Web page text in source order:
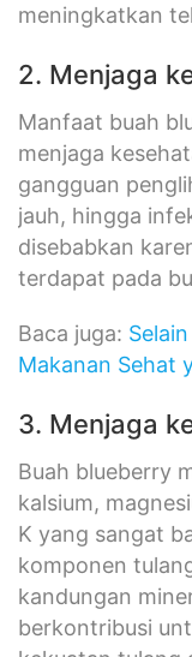
meningkatkan
2. Menjaga
Manfaat buah
menjaga
gangguan
jauh, hingga
disebabkan
terdapat pada
Baca juga:
Makanan Sehat
3. Menjaga
Buah blueberry
kalsium,
K yang sangat
komponen
kandungan
berkontribusi